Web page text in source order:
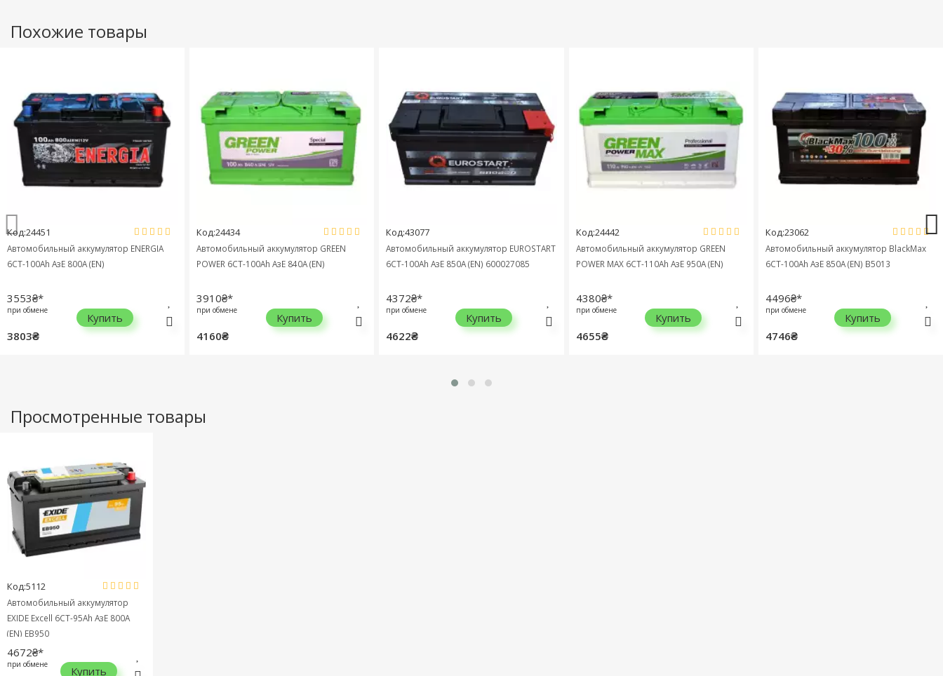
Похожие товары
Код:24451
Автомобильный аккумулятор ENERGIA
6СТ-100Ah АзЕ 800A (EN)
3553₴*
при обмене
3803₴
Купить
Код:24434
Автомобильный аккумулятор GREEN
POWER 6СТ-100Ah АзЕ 840A (EN)
3910₴*
при обмене
4160₴
Купить
Код:43077
Автомобильный аккумулятор EUROSTART
6СТ-100Ah АзЕ 850A (EN) 600027085
4372₴*
при обмене
4622₴
Купить
Код:24442
Автомобильный аккумулятор GREEN
POWER MAX 6СТ-110Ah АзЕ 950A (EN)
4380₴*
при обмене
4655₴
Купить
Код:23062
Автомобильный аккумулятор BlackMax
6СТ-100Ah АзЕ 850A (EN) B5013
4496₴*
при обмене
4746₴
Купить
Просмотренные товары
Код:5112
Автомобильный аккумулятор
EXIDE Excell 6СТ-95Ah АзЕ 800A
(EN) EB950
4672₴*
при обмене
Купить